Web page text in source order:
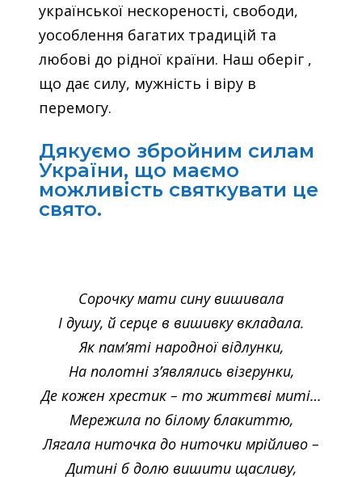
української нескореності, свободи,
уособлення багатих традицій та
любові до рідної країни. Наш оберіг ,
що дає силу, мужність і віру в
перемогу.
Дякуємо збройним силам
України, що маємо
можливість святкувати це
свято.
Сорочку мати сину вишивала
І душу, й серце в вишивку вкладала.
Як пам’яті народної відлунки,
На полотні з’являлись візерунки,
Де кожен хрестик – то життєві миті…
Мережила по білому блакиттю,
Лягала ниточка до ниточки мрійливо –
Дитині б долю вишити щасливу,